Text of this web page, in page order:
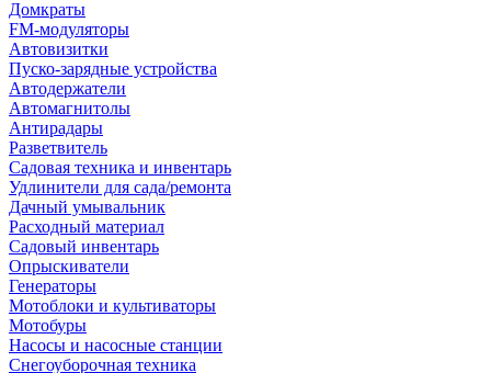
Домкраты
FM-модуляторы
Автовизитки
Пуско-зарядные устройства
Автодержатели
Автомагнитолы
Антирадары
Разветвитель
Садовая техника и инвентарь
Удлинители для сада/ремонта
Дачный умывальник
Расходный материал
Садовый инвентарь
Опрыскиватели
Генераторы
Мотоблоки и культиваторы
Мотобуры
Насосы и насосные станции
Снегоуборочная техника